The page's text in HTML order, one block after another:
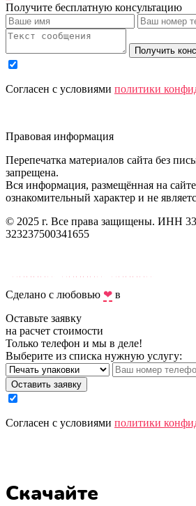
Получите бесплатную консультацию
Получить
Согласен с условиями политики
Правовая информация
Перепечатка материалов сайта без
запрещена.
Вся информация, размещённая на
ознакомительный характер и не
© 2025 г. Все права защищены. ИНН
323237500341655
Сделано с любовью ❤ в
Оставьте заявку
на расчет стоимости
Только телефон и мы в деле!
Выберите из списка нужную услугу:
Оставить заявку
Cогласен с условиями политики
Скачайте